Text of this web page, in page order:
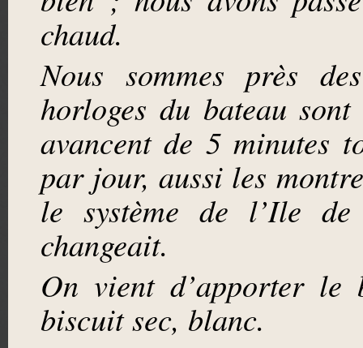
chaud.
Nous sommes près
horloges du bateau
avancent de 5 minutes
par jour, aussi les
le système de l’Ile
changeait.
On vient d’apporter le
biscuit sec, blanc.